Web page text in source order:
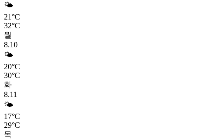
🌤️
21°C
32°C
월
8.10
🌤️
20°C
30°C
화
8.11
🌤️
17°C
29°C
목